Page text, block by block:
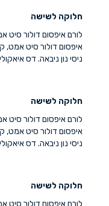
חלוקה לשישה
לורם איפסום דולור סיט
איפסום דולור סיט אמט,
ניסי נון ניבאה. דס
חלוקה לשישה
לורם איפסום דולור סיט
איפסום דולור סיט אמט,
ניסי נון ניבאה. דס
חלוקה לשישה
לורם איפסום דולור סיט